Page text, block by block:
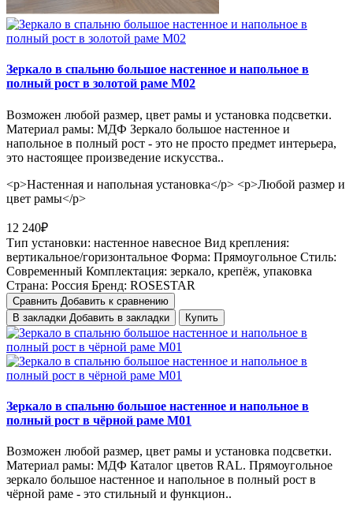
Зеркало в спальню большое настенное и напольное в
полный рост в золотой раме М02
Возможен любой размер, цвет рамы и установка подсветки.
Материал рамы: МДФ Зеркало большое настенное и
напольное в полный рост - это не просто предмет интерьера,
это настоящее произведение искусства..
<p>Настенная и напольная установка</p> <p>Любой размер и
цвет рамы</p>
12 240₽
Тип установки: настенное навесное Вид крепления:
вертикальное/горизонтальное Форма: Прямоугольное Стиль:
Cовременный Комплектация: зеркало, крепёж, упаковка
Страна: Россия Бренд: ROSESTAR
Сравнить Добавить к сравнению
В закладки Добавить в закладки Купить
Зеркало в спальню большое настенное и напольное в
полный рост в чёрной раме М01
Возможен любой размер, цвет рамы и установка подсветки.
Материал рамы: МДФ Каталог цветов RAL. Прямоугольное
зеркало большое настенное и напольное в полный рост в
чёрной раме - это стильный и функцион..